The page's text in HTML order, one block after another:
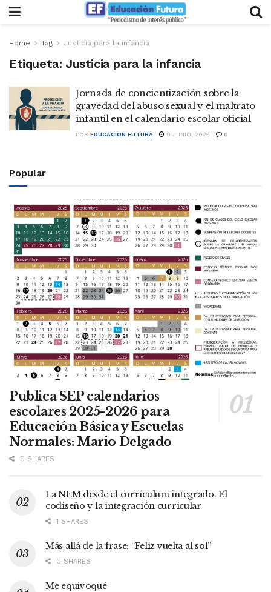
Home Tag Justicia para la infancia
Etiqueta: Justicia para la infancia
Jornada de concientización sobre la
gravedad del abuso sexual y el maltrato
infantil en el calendario escolar oficial
POR EDUCACIÓN FUTURA 9 JUNIO, 2025 0
Popular
Publica SEP calendarios
escolares 2025-2026 para
Educación Básica y Escuelas
Normales: Mario Delgado
0 SHARES
La NEM desde el currículum integrado. El
codiseño y la integración curricular
1 SHARES
Más allá de la frase: “Feliz vuelta al sol”
0 SHARES
Me equivoqué